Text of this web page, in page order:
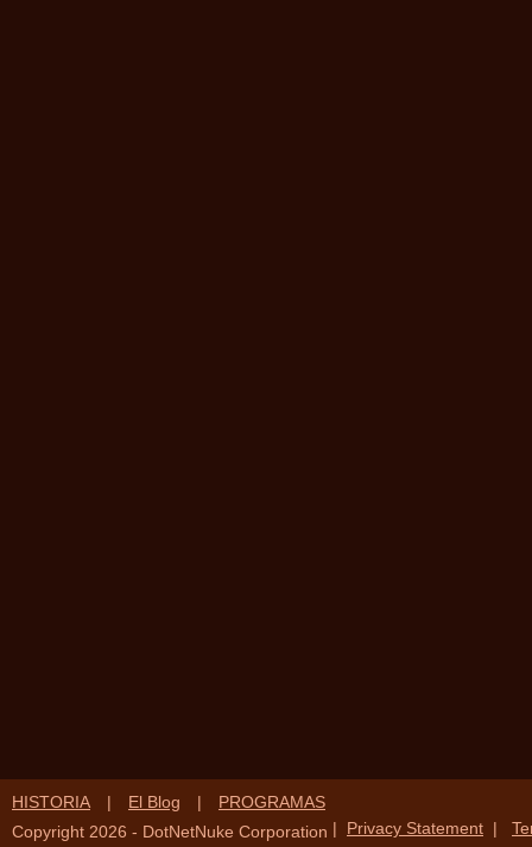
HISTORIA | El Blog |
PROGRAMAS
Copyright 2026 - DotNetNuke Corporation | Privacy Statement |